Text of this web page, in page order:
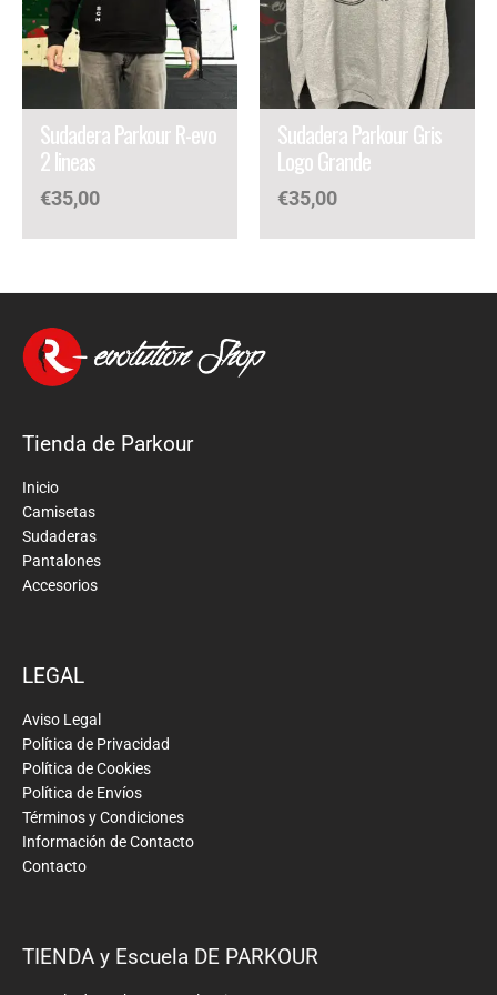
Sudadera Parkour R-evo
2 lineas
€35,00
Sudadera Parkour Gris
Logo Grande
€35,00
Tienda de Parkour
Inicio
Camisetas
Sudaderas
Pantalones
Accesorios
LEGAL
Aviso Legal
Política de Privacidad
Política de Cookies
Política de Envíos
Términos y Condiciones
Información de Contacto
Contacto
TIENDA y Escuela DE PARKOUR